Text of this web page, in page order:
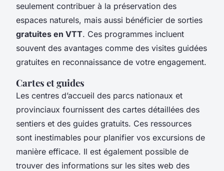
seulement contribuer à la préservation des
espaces naturels, mais aussi bénéficier de sorties
gratuites en VTT. Ces programmes incluent
souvent des avantages comme des visites guidées
gratuites en reconnaissance de votre engagement.
Cartes et guides
Les centres d’accueil des parcs nationaux et
provinciaux fournissent des cartes détaillées des
sentiers et des guides gratuits. Ces ressources
sont inestimables pour planifier vos excursions de
manière efficace. Il est également possible de
trouver des informations sur les sites web des